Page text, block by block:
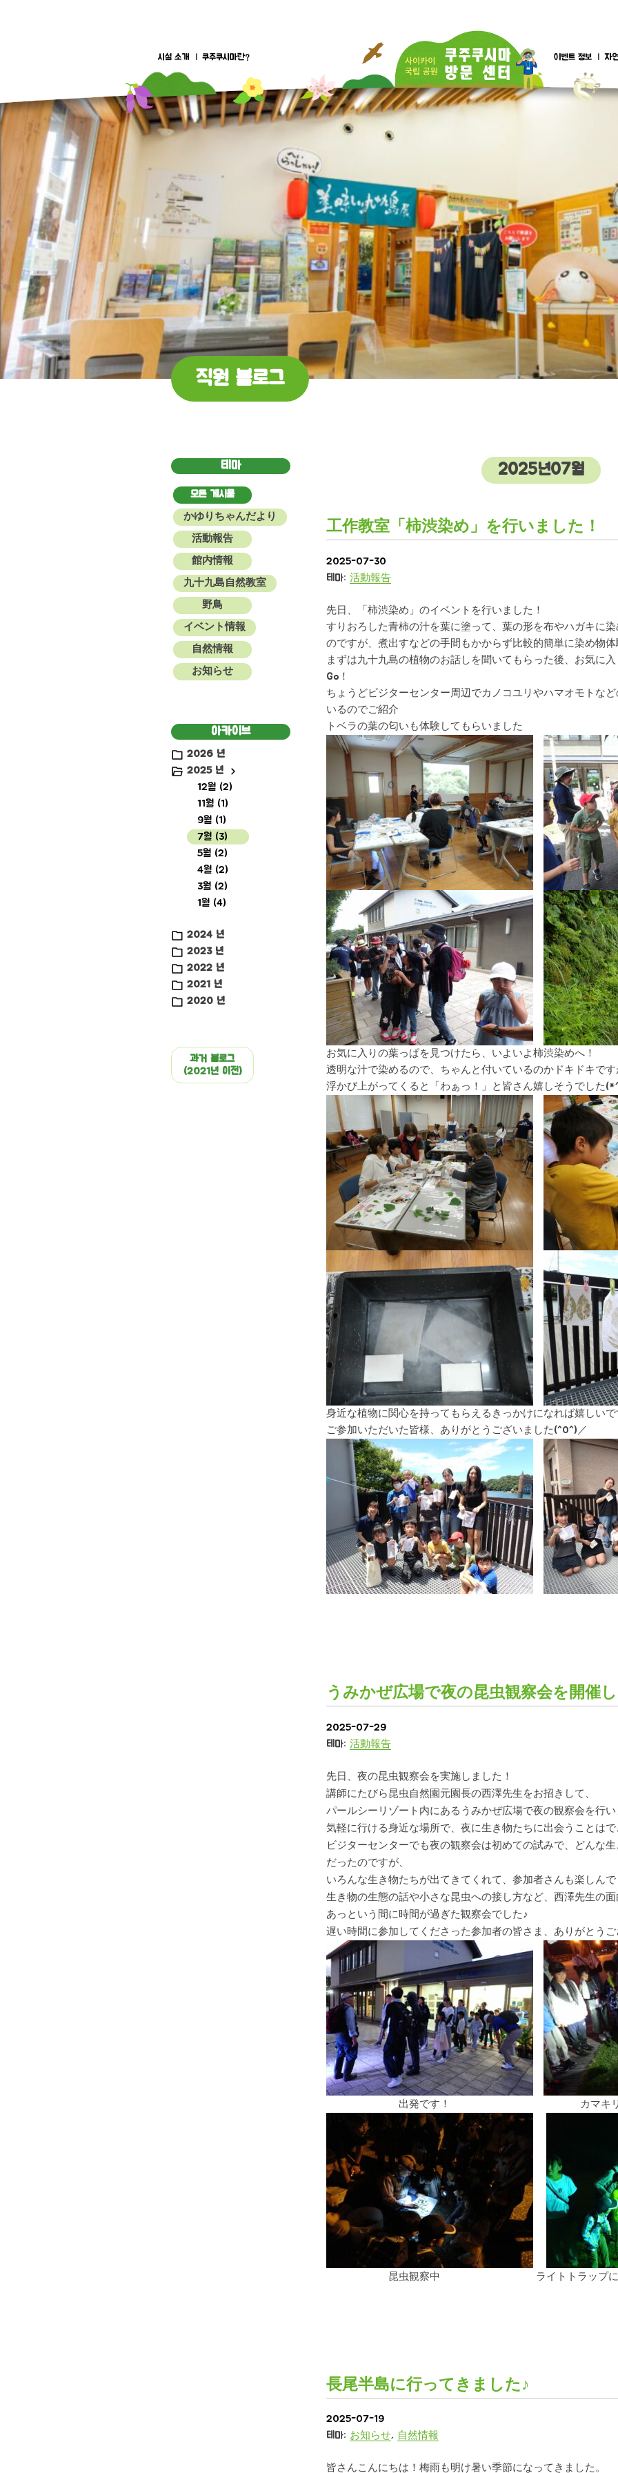
시설 소개 쿠주쿠시마란? 이벤트 정보 자
직원 블로그
2025년07월
工作教室「柿渋染め」を行いました！
2025-07-30
테마: 活動報告
先日、「柿渋染め」のイベントを行いました！
すりおろした青柿の汁を葉に塗って、葉の形を布やハガキに
のですが、煮出すなどの手間もかからず比較的簡単に染め物
まずは九十九島の植物のお話しを聞いてもらった後、お気に
Go！
ちょうどビジターセンター周辺でカノコユリやハマオモトな
いるのでご紹介
トベラの葉の匂いも体験してもらいました
お気に入りの葉っぱを見つけたら、いよいよ柿渋染めへ！
透明な汁で染めるので、ちゃんと付いているのかドキドキで
浮かび上がってくると「わぁっ！」と皆さん嬉しそうでした
身近な植物に関心を持ってもらえるきっかけになれば嬉しいで
ご参加いただいた皆様、ありがとうございました(^O^)／
うみかぜ広場で夜の昆虫観察会を開催
2025-07-29
테마: 活動報告
先日、夜の昆虫観察会を実施しました！
講師にたびら昆虫自然園元園長の西澤先生をお招きして、
パールシーリゾート内にあるうみかぜ広場で夜の観察会を行
気軽に行ける身近な場所で、夜に生き物たちに出会うことは
ビジターセンターでも夜の観察会は初めての試みで、どんな
だったのですが、
いろんな生き物たちが出てきてくれて、参加者さんも楽しん
生き物の生態の話や小さな昆虫への接し方など、西澤先生の
あっという間に時間が過ぎた観察会でした♪
遅い時間に参加してくださった参加者の皆さま、ありがとう
出発です！ カマキリに
昆虫観察中 ライトトラップにどん
長尾半島に行ってきました♪
2025-07-19
테마: お知らせ, 自然情報
皆さんこんにちは！梅雨も明け暑い季節になってきました。
테마
모든 게시물
かゆりちゃんだより
活動報告
館内情報
九十九島自然教室
野鳥
イベント情報
自然情報
お知らせ
아카이브
2026 년
2025 년
12월 (2)
11월 (1)
9월 (1)
7월 (3)
5월 (2)
4월 (2)
3월 (2)
1월 (4)
2024 년
2023 년
2022 년
2021 년
2020 년
과거 블로그
(2021년 이전)